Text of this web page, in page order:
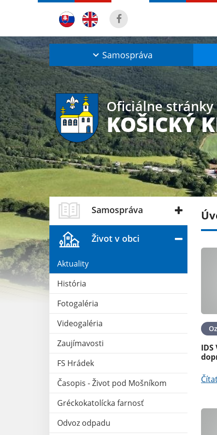
Samospráva
Oficiálne stránky
KOŠICKÝ
Samospráva
Život v obci
Aktuality
História
Fotogaléria
Videogaléria
Zaujímavosti
FS Hrádek
Časopis - Život pod Mošníkom
Gréckokatolícka farnosť
Odvoz odpadu
24. OKT 2025 Oznámenia
Výzva - Registrácia chovu
hospodárskych zvierat
Čítať ďalej